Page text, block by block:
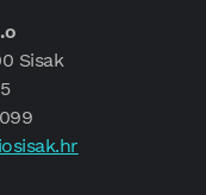
Sisak